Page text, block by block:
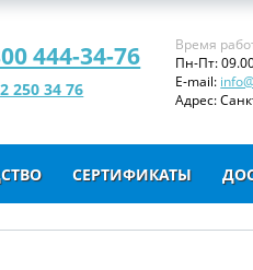
444-34-76
250 34 76
Время
Пн-Пт:
E-mail:
Адрес:
СЕРТИФИКАТЫ